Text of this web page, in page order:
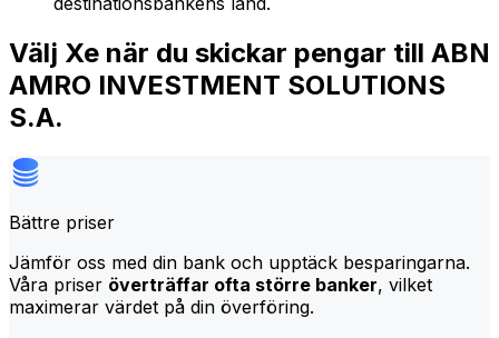
Välj Xe när du skickar pengar till ABN
AMRO INVESTMENT SOLUTIONS
S.A.
Bättre priser
Jämför oss med din bank och upptäck besparingarna.
Våra priser överträffar ofta större banker, vilket
maximerar värdet på din överföring.